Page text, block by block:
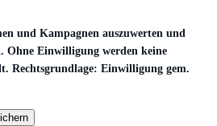
und Kampagnen auszuwerten und
Ohne Einwilligung werden keine
Rechtsgrundlage: Einwilligung gem.